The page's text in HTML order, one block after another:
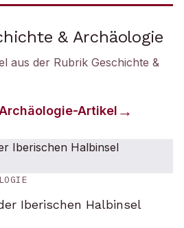
& Archäologie
aus der Rubrik Geschichte &
-Artikel
Iberischen Halbinsel